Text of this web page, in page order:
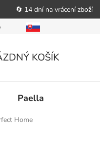
🔄 14 dní na vrácení zboží
Reklamační řád
KOŠÍK
Paella
Home